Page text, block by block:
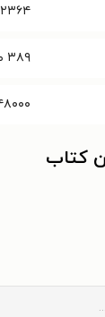
۳۸۹
کتاب